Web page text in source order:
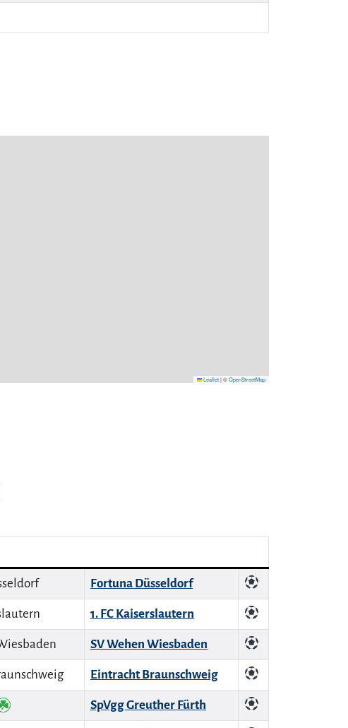
Leaflet|©OpenStreetMap
Fortuna Düsseldorf
1. FC Kaiserslautern
SV Wehen Wiesbaden
Eintracht Braunschweig
SpVgg Greuther Fürth